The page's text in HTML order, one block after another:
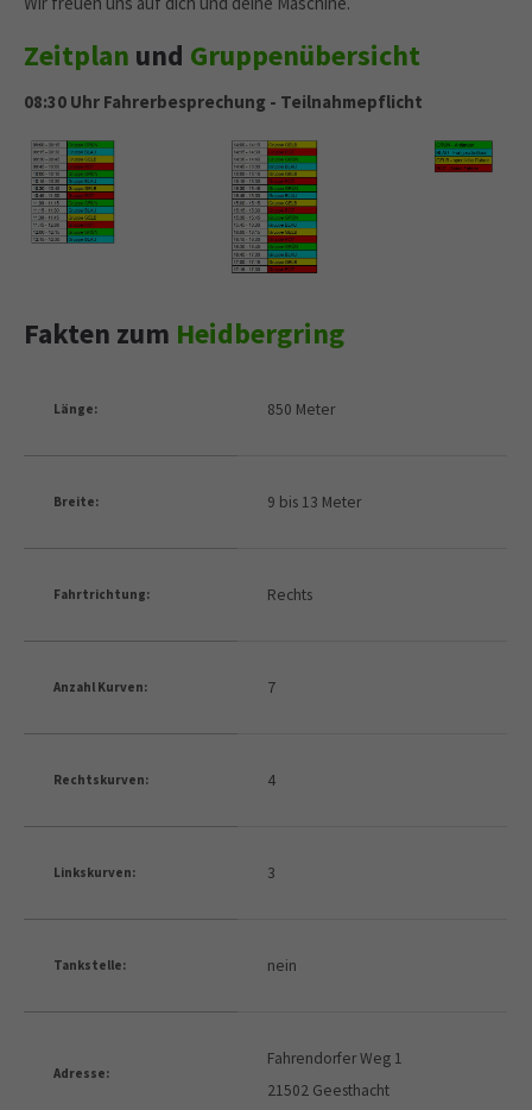
Zeitplan und Gruppenübersicht
08:30 Uhr Fahrerbesprechung - Teilnahmepflicht
Fakten zum Heidbergring
Länge: 850 Meter
Breite: 9 bis 13 Meter
Fahrtrichtung: Rechts
Anzahl Kurven: 7
Rechtskurven: 4
Linkskurven: 3
Tankstelle: nein
Adresse:
Fahrendorfer Weg 1
21502 Geesthacht